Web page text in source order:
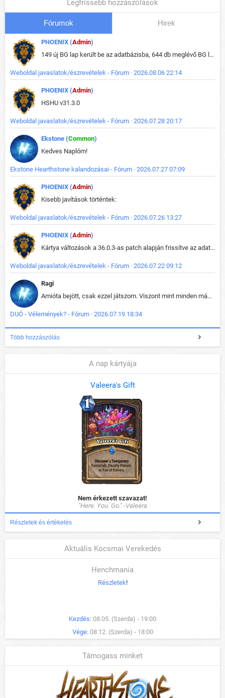
Legfrissebb hozzászólások
Fórumok Hirek
PHOENIX (Admin)
149 új BG lap került be az adatbázisba, 644 db meglévő BG lap módosult, bekerültek az új képek a megváltozott lapokhoz is.
Weboldal javaslatok/észrevételek - Fórum · 2026.08.06 22:14
PHOENIX (Admin)
HSHU v31.3.0
Weboldal javaslatok/észrevételek - Fórum · 2026.07.28 20:17
Ekstone (Common)
Kedves Naplóm!
Ekstone Hearthstone kalandozásai - Fórum · 2026.07.27 07:09
PHOENIX (Admin)
Kisebb javítások történtek:
Weboldal javaslatok/észrevételek - Fórum · 2026.07.26 13:27
PHOENIX (Admin)
Kártya változások a 36.0.3-as patch alapján frissítve az adatbázisban (képek is cserélve).
Weboldal javaslatok/észrevételek - Fórum · 2026.07.22 09:12
Ragi
Amióta bejött, csak ezzel játszom. Viszont mint minden más - akár az alapjáték is, ez is baromira összetett lett. Néha már pár kör után is esélytelen az egész. Vagy irreállisan túltápol valaki, vagy lelép a partner, vagy csak hülye mint a segg. És amikor eljönne az én időm, na akkor jön el mindenki másé is. Engem jobban érdekelne, hogy ki milyen ratingen szokott játszani. Na ez lenne egy érdekes adat.
DUÓ - Vélemények? - Fórum · 2026.07.19 18:34
Több hozzászólás
A nap kártyája
Valeera's Gift
Nem érkezett szavazat!
"Here. You. Go." -Valeera
Részletek és értékelés
Aktuális Kocsmai Verekedés
Henchmania
Részletek!
Kezdés: 08.05. (Szerda) - 19:00
Vége: 08.12. (Szerda) - 18:00
Támogass minket